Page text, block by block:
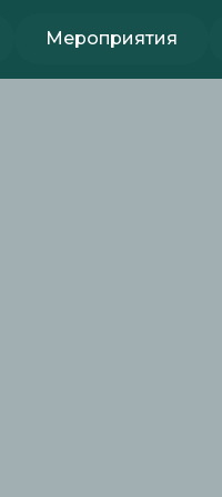
Мероприятия